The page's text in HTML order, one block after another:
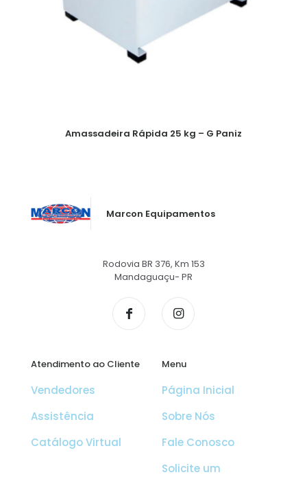
Amassadeira Rápida 25 kg – G Paniz
Marcon Equipamentos
Rodovia BR 376, Km 153
Mandaguaçu- PR
Atendimento ao Cliente
Vendedores
Assistência
Catálogo Virtual
Menu
Página Inicial
Sobre Nós
Fale Conosco
Solicite um